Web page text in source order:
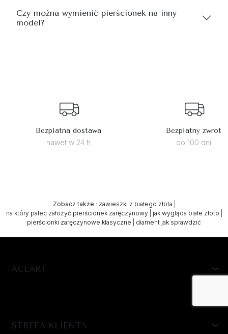
Czy można wymienić pierścionek na inny
model?
Bezpłatna dostawa
nawet w 24 h
Bezpłatny zwrot
do 100 dni
Zobacz także : zawieszki z białego złota
na który palec założyć pierścionek zaręczynowy| jak wygląda białe złoto
pierścionki zaręczynowe klasyczne
diament jak sprawdzić
ACLARI
STREFA KLIENTA